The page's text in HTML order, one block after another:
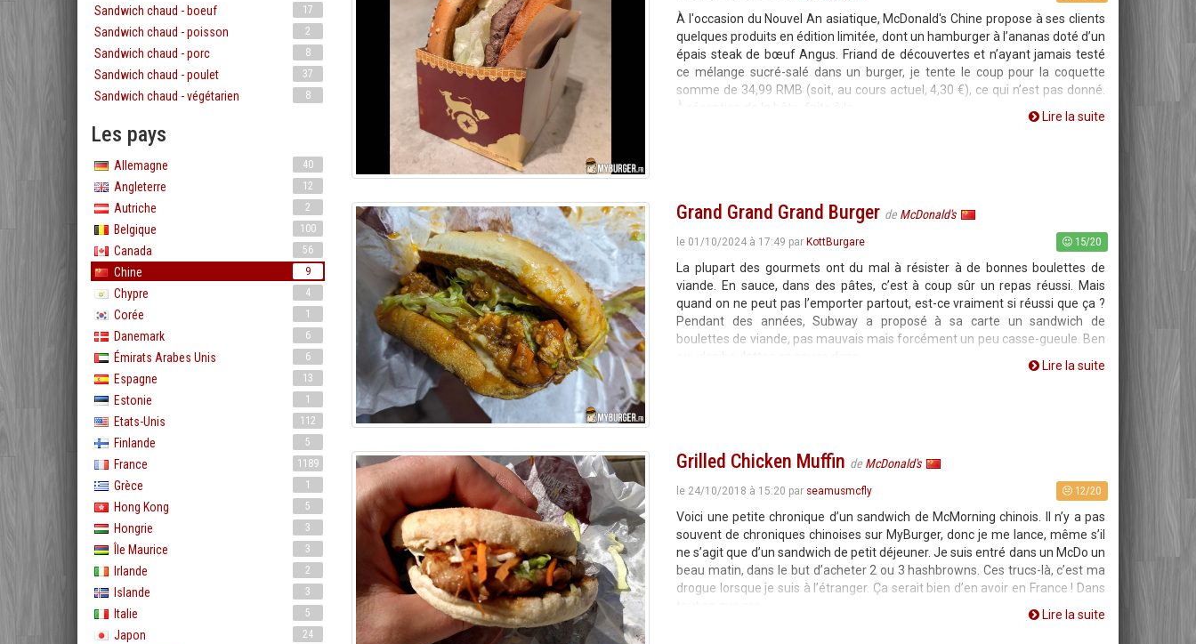
17
Sandwich chaud - boeuf
2
Sandwich chaud - poisson
8
Sandwich chaud - porc
37
Sandwich chaud - poulet
8
Sandwich chaud - végétarien
Les pays
40
Allemagne
12
Angleterre
2
Autriche
100
Belgique
56
Canada
9
Chine
4
Chypre
1
Corée
6
Danemark
6
Émirats Arabes Unis
13
Espagne
1
Estonie
112
Etats-Unis
5
Finlande
1189
France
1
Grèce
5
Hong Kong
3
Hongrie
3
Île Maurice
2
Irlande
3
Islande
5
Italie
24
Japon
À l'occasion du Nouvel An asiatique, McDonald's Chine propose à ses clients
quelques produits en édition limitée, dont un hamburger à l’ananas doté d’un
épais steak de bœuf Angus. Friand de découvertes et n’ayant jamais testé
ce mélange sucré-salé dans un burger, je tente le coup pour la coquette
somme de 34,99 RMB (soit, au cours actuel, 4,30 €), ce qui n’est pas donné.
Lire la suite
Grand Grand Grand Burger de McDonald's
le 01/10/2024 à 17:49 par KottBurgare 15/20
La plupart des gourmets ont du mal à résister à de bonnes boulettes de
viande. En sauce, dans des pâtes, c’est à coup sûr un repas réussi. Mais
quand on ne peut pas l’emporter partout, est-ce vraiment si réussi que ça ?
Pendant des années, Subway a proposé à sa carte un sandwich de
boulettes de viande, pas mauvais mais forcément un peu casse-gueule. Ben
Lire la suite
Grilled Chicken Muffin de McDonald's
le 24/10/2018 à 15:20 par seamusmcfly 12/20
Voici une petite chronique d’un sandwich de McMorning chinois. Il n’y a pas
souvent de chroniques chinoises sur MyBurger, donc je me lance, même s’il
ne s’agit que d’un sandwich de petit déjeuner. Je suis entré dans un McDo un
beau matin, dans le but d’acheter 2 ou 3 hashbrowns. Ces trucs-là, c’est ma
drogue lorsque je suis à l’étranger. Ça serait bien d’en avoir en France ! Dans
Lire la suite